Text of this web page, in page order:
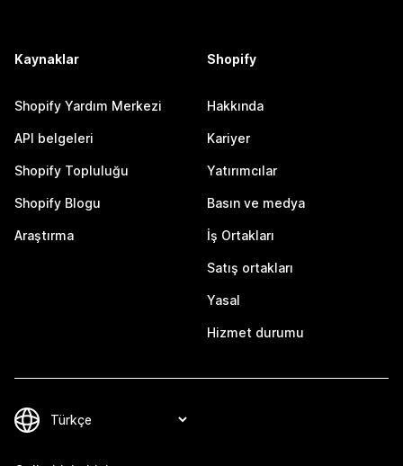
Kaynaklar
Shopify Yardım Merkezi
API belgeleri
Shopify Topluluğu
Shopify Blogu
Araştırma
Shopify
Hakkında
Kariyer
Yatırımcılar
Basın ve medya
İş Ortakları
Satış ortakları
Yasal
Hizmet durumu